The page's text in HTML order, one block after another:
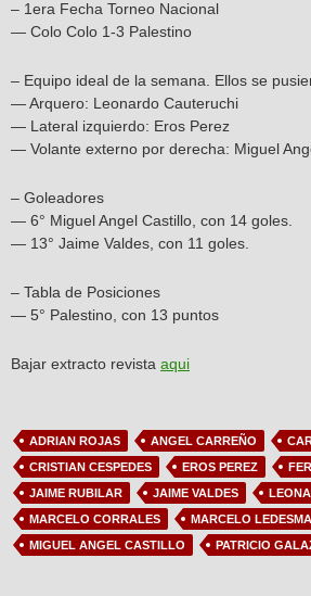
– 1era Fecha Torneo Nacional
— Colo Colo 1-3 Palestino
– Equipo ideal de la semana. Ellos se
— Arquero: Leonardo Cauteruchi
— Lateral izquierdo: Eros Perez
— Volante externo por derecha: Miguel
– Goleadores
— 6° Miguel Angel Castillo, con 14 goles.
— 13° Jaime Valdes, con 11 goles.
– Tabla de Posiciones
— 5° Palestino, con 13 puntos
Bajar extracto revista aqui
ADRIAN ROJAS ANGEL CARREÑO
CRISTIAN CESPEDES
EROS PEREZ
JAIME RUBILAR
JAIME VALDES
MARCELO CORRALES
MARCELO LEDESMA
MIGUEL ANGEL CASTILLO
PATRICIO